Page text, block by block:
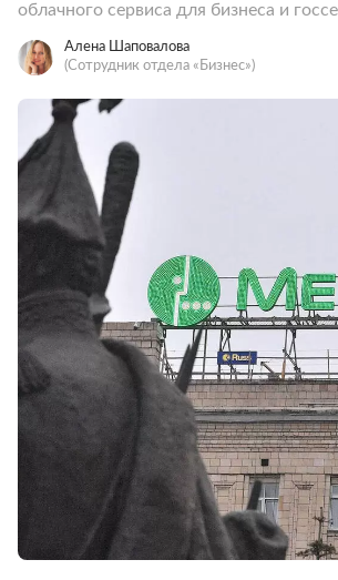
облачного сервиса для бизнеса и
Алена Шаповалова
(Сотрудник отдела «‎Бизнес»)